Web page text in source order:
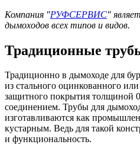
Компания "РУФСЕРВИС"
дымоходов всех типов и видов.
Традиционные
Традиционно в дымоходе для
из стального оцинкованного
защитного покрытия толщиной
соединением. Трубы для
изготавливаются как
кустарным. Ведь для такой
и функциональность.